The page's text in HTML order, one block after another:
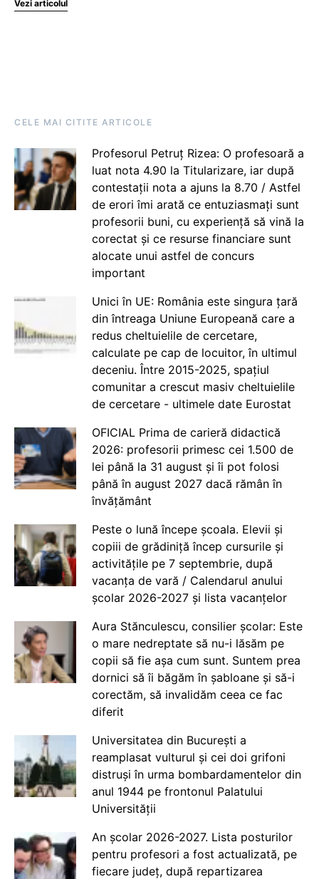
Vezi articolul
CELE MAI CITITE ARTICOLE
Profesorul Petruț Rizea: O profesoară a
luat nota 4.90 la Titularizare, iar după
contestații nota a ajuns la 8.70 / Astfel
de erori îmi arată ce entuziasmați sunt
profesorii buni, cu experiență să vină la
corectat și ce resurse financiare sunt
alocate unui astfel de concurs
important
Unici în UE: România este singura țară
din întreaga Uniune Europeană care a
redus cheltuielile de cercetare,
calculate pe cap de locuitor, în ultimul
deceniu. Între 2015-2025, spațiul
comunitar a crescut masiv cheltuielile
de cercetare - ultimele date Eurostat
OFICIAL Prima de carieră didactică
2026: profesorii primesc cei 1.500 de
lei până la 31 august și îi pot folosi
până în august 2027 dacă rămân în
învățământ
Peste o lună începe școala. Elevii și
copiii de grădiniță încep cursurile și
activitățile pe 7 septembrie, după
vacanța de vară / Calendarul anului
școlar 2026-2027 și lista vacanțelor
Aura Stănculescu, consilier școlar: Este
o mare nedreptate să nu-i lăsăm pe
copii să fie așa cum sunt. Suntem prea
dornici să îi băgăm în șabloane și să-i
corectăm, să invalidăm ceea ce fac
diferit
Universitatea din București a
reamplasat vulturul și cei doi grifoni
distruși în urma bombardamentelor din
anul 1944 pe frontonul Palatului
Universității
An școlar 2026-2027. Lista posturilor
pentru profesori a fost actualizată, pe
fiecare județ, după repartizarea